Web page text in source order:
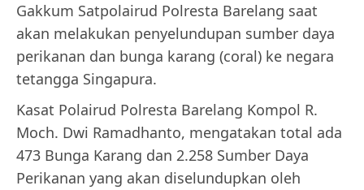
Gakkum Satpolairud Polresta Barelang saat
akan melakukan penyelundupan sumber daya
perikanan dan bunga karang (coral) ke negara
tetangga Singapura.
Kasat Polairud Polresta Barelang Kompol R.
Moch. Dwi Ramadhanto, mengatakan total ada
473 Bunga Karang dan 2.258 Sumber Daya
Perikanan yang akan diselundupkan oleh